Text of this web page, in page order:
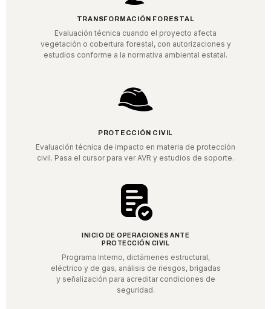
TRANSFORMACIÓN FORESTAL
Evaluación técnica cuando el proyecto afecta
vegetación o cobertura forestal, con autorizaciones y
estudios conforme a la normativa ambiental estatal.
PROTECCIÓN CIVIL
Evaluación técnica de impacto en materia de protección
civil. Pasa el cursor para ver AVR y estudios de soporte.
INICIO DE OPERACIONES ANTE
PROTECCIÓN CIVIL
Programa Interno, dictámenes estructural,
eléctrico y de gas, análisis de riesgos, brigadas
y señalización para acreditar condiciones de
seguridad.